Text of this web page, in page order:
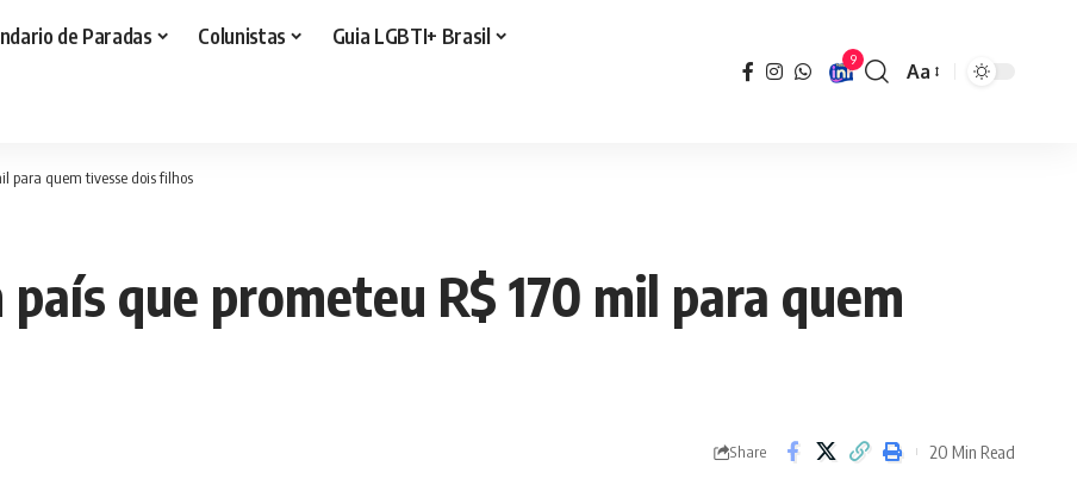
de Paradas Colunistas Guia LGBTI+ Brasil
9
Font
Aa
para quem tivesse dois filhos
que prometeu R$ 170 mil para quem
Share 20 Min Read